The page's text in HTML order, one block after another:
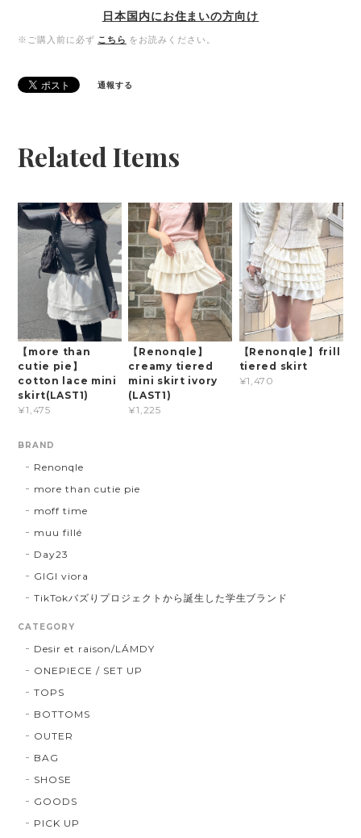
日本国内にお住まいの方向け
※ご購入前に必ず こちら をお読みください。
通報する
Related Items
【more than
cutie pie】
cotton lace mini
skirt(LAST1)
¥1,475
【Renonqle】
creamy tiered
mini skirt ivory
(LAST1)
¥1,225
【Renonqle】frill
tiered skirt
¥1,470
BRAND
Renonqle
more than cutie pie
moff time
muu fillé
Day23
GIGI viora
TikTokバズりプロジェクトから誕生した学生ブランド
CATEGORY
Desir et raison/LÁMDY
ONEPIECE / SET UP
TOPS
BOTTOMS
OUTER
BAG
SHOSE
GOODS
PICK UP